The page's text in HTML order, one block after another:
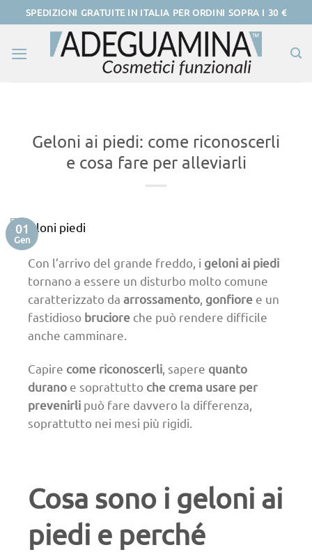
Salta
ai
Geloni ai piedi: come riconoscerli
e cosa fare per alleviarli
01
Gen
Con l’arrivo del grande freddo, i geloni ai piedi
tornano a essere un disturbo molto comune
caratterizzato daarrossamento gonfiore e un
fastidioso bruciore che può rendere difficile
anche camminare.
Capire come riconoscerli , sapere quanto
durano e soprattutto che crema usare per
prevenirli può fare davvero la differenza,
soprattutto nei mesi più rigidi.
Cosa sono i geloni ai
piedi e perché